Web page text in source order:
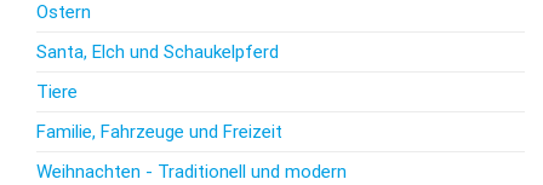
Ostern
Santa, Elch und Schaukelpferd
Tiere
Familie, Fahrzeuge und Freizeit
Weihnachten - Traditionell und modern